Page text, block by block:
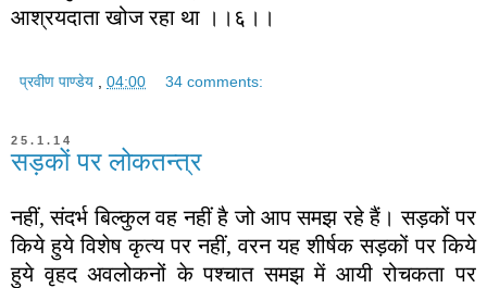
आश्रयदाता खोज रहा था ।।६।।
प्रवीण पाण्डेय 04:00 34 comments:
25.1.14
सड़कों पर लोकतन्त्र
नहीं, संदर्भ बिल्कुल वह नहीं है जो आप समझ रहे हैं। सड़कों पर
किये हुये विशेष कृत्य पर नहीं, वरन यह शीर्षक सड़कों पर किये
हुये वृहद अवलोकनों के पश्चात समझ में आयी रोचकता पर